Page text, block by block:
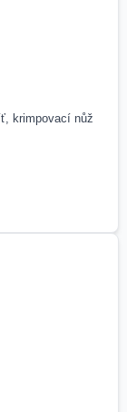
krimpovací nůž